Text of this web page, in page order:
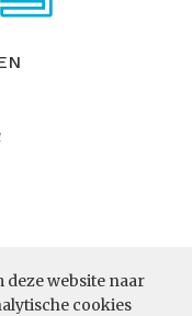
deze website naar
cookies